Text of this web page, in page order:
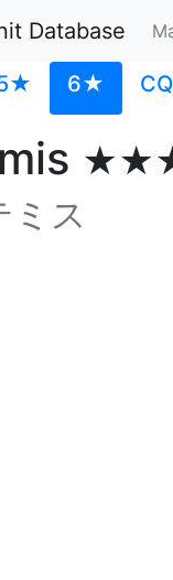
Database
6★
ミス